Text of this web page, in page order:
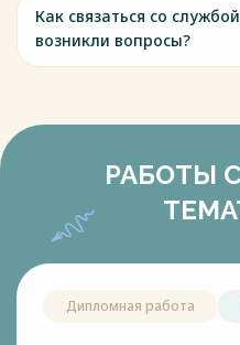
Как связаться со
возникли вопросы?
РАБОТЫ
Дипломная работа